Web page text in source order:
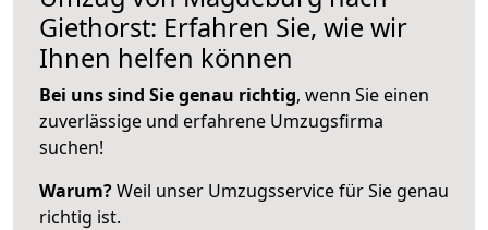
Giethorst: Erfahren Sie, wie wir
Ihnen helfen können
Bei uns sind Sie genau richtig, wenn Sie einen
zuverlässige und erfahrene Umzugsfirma
suchen!
Warum?Weil unser Umzugsservice für Sie genau
richtig ist.